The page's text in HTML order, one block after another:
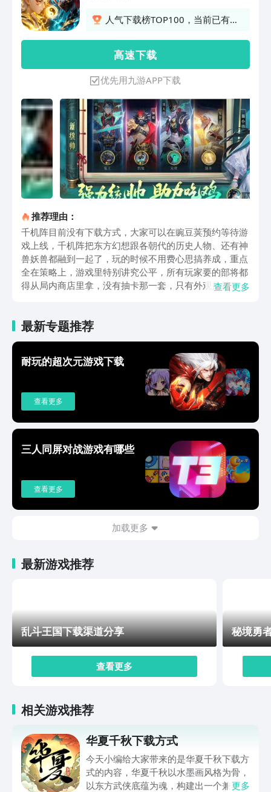
人气下载榜TOP100，当前已有
高 速 下 载
优先用九游APP下载
推荐理由：
千机阵目前没有下载方式，大家可以在豌豆荚预约等待游
戏上线，千机阵把东方幻想跟各朝代的历史人物、还有神
兽妖兽都融到一起了，玩的时候不用费心思搞养成，重点
全在策略上，游戏里特别讲究公平，所有玩家要的部将都
得从局内商店里拿，没有抽卡那一套，只有外观是需要花
开局都会出四个统帅让选，每个统帅的技能都不一样，基
本就决定了前期该往哪个方向玩。前期发育的时候开局给
的金币别着急花出去，先攒着升商店等级更靠谱，商店等
级越高后面能刷到的高星级部将就越多，前期就算拿到低
星级的部将，也不用硬留着，除非是要凑阵营的羁绊效
果，另外得好好利用统帅的技能，比如选女娲当统帅，她
的技能能直接拿到金色部将，前期要是有个高星级部将撑
能一开始就认定某一套阵容不换，开局拿到什么部将、选
了哪个统帅，都会影响阵容的方向，前期刷到秦阵营的部
将就可以往秦阵营的斩杀阵容走，靠消灭敌方的随从触发
各种加属性的效果，让队伍的战力越打越强，要是前期拿
到的部将比较杂，也能试试混搭阵容，比如用白虎搭配白
泽，这样每回合都能稳定拿到好几张锦囊牌，相当于不用
愁没锦囊用，不管是进攻还是防守都有更多办法。总的来
说千机阵不是靠死记硬背套路就能赢的游戏，实际玩的时
都能找到适合自己的玩法，玩得多了自然就知道什么时候
查看更多
最新专题推荐
耐玩的超次元游戏下载
查看更多
三人同屏对战游戏有哪些
查看更多
加载更多
最新游戏推荐
乱斗王国下载渠道分享
查看更多
秘境勇
相关游戏推荐
华夏千秋下载方式
今天小编给大家带来的是华夏千秋下载方
式的内容，华夏千秋以水墨画风格为骨，
以东方武侠底蕴为魂，构建出一个兼具沉
更多